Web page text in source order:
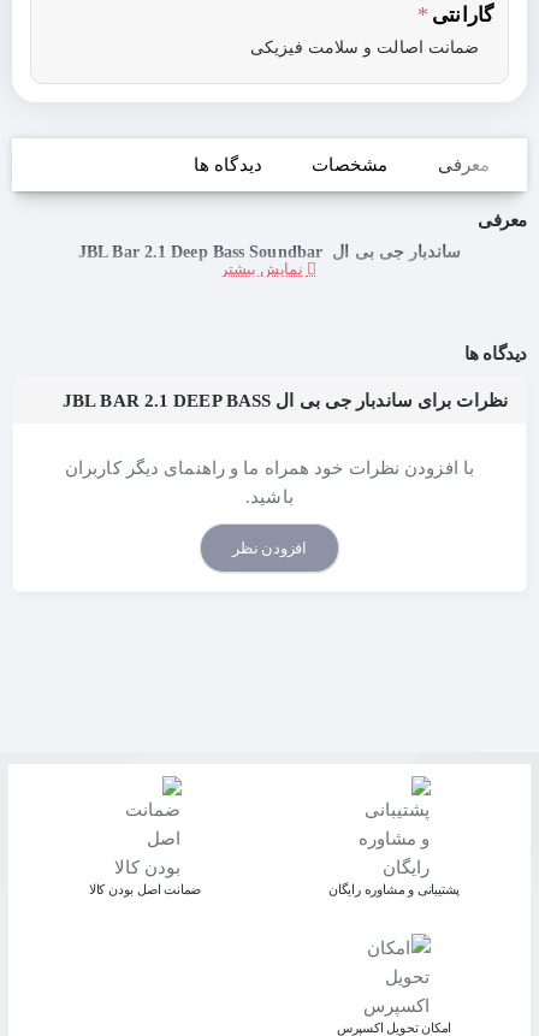
گارانتی
ضمانت اصالت و سلامت فیزیکی
معرفی مشخصات دیدگاه ها
معرفی
ساندبار جی بی ال JBL Bar 2.1 Deep Bass Soundbar
دیدگاه ها
نظرات برای ساندبار جی بی ال JBL BAR 2.1 DEEP BASS
با افزودن نظرات خود همراه ما و راهنمای دیگر کاربران
باشید.
افزودن نظر
پشتیبانی و مشاوره رایگان ﺿﻤﺎﻧﺖ اﺻﻞ ﺑﻮدن ﮐﺎﻟﺎ
اﻣﮑﺎن ﺗﺤﻮﯾﻞ اﮐﺴﭙﺮس